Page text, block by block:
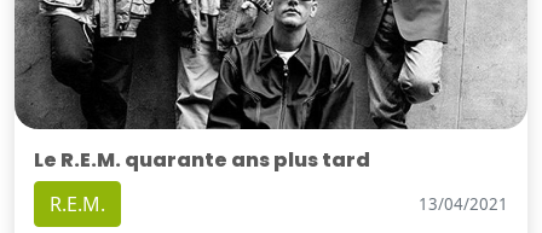
Le R.E.M. quarante ans plus tard
R.E.M. 13/04/2021